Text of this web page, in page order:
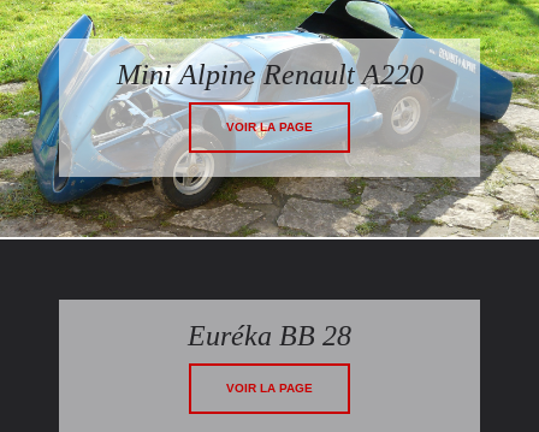
Mini Alpine Renault A220
VOIR LA PAGE
Euréka BB 28
VOIR LA PAGE